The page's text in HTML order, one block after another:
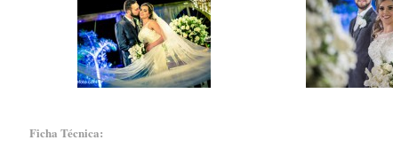
Ficha Técnica: